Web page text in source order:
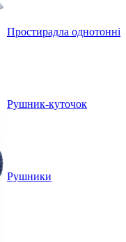
Простирадла однотонні
Рушник-куточок
Рушники